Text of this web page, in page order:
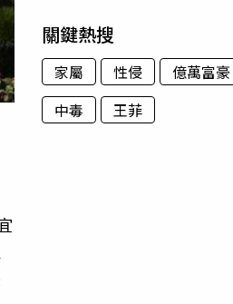
關鍵熱搜
家屬 性侵 億萬富豪
中毒
王菲